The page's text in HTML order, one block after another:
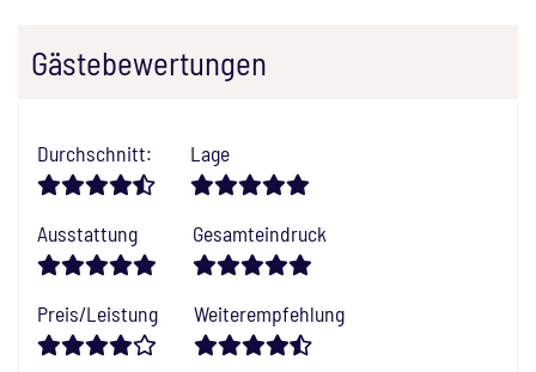
Gästebewertungen
Durchschnitt: Lage
Ausstattung Gesamteindruck
Preis/Leistung Weiterempfehlung